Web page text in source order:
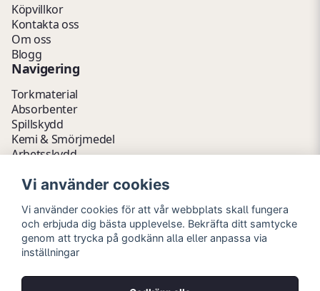
Köpvillkor
Kontakta oss
Om oss
Blogg
Navigering
Torkmaterial
Absorbenter
Spillskydd
Kemi & Smörjmedel
Arbetsskydd
Avfallshantering
Fathantering
Emballage & Tillbehör
Lager & Kontor
Hygien- & Städartiklar
Outlet
Vi använder cookies
Vi använder cookies för att vår webbplats skall fungera
och erbjuda dig bästa upplevelse. Bekräfta ditt samtycke
genom att trycka på godkänn alla eller anpassa via
inställningar